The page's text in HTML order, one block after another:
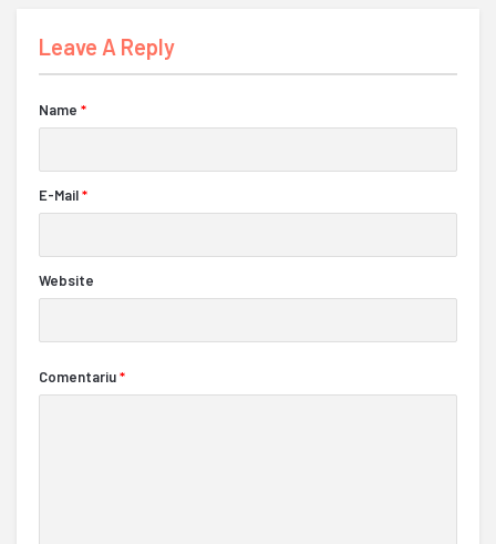
Leave A Reply
Name *
E-Mail*
Website
Comentariu*